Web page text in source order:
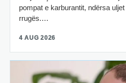
pompat e karburantit, ndërsa
rrugës.…
4 AUG 2026